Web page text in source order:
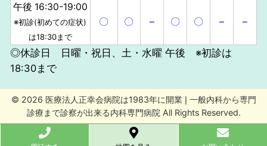
午後 16:30-19:00
※初診(初めての症状)
は18:30まで
〇 〇 – 〇 〇 – –
◎休診日 日曜・祝日、土・水曜 午後 ※初診は
18:30まで
© 2026 医療法人正幸会病院は1983年に開業❘一般内科から専門
診療まで診察が出来る内科専門病院 All Rights Reserved.